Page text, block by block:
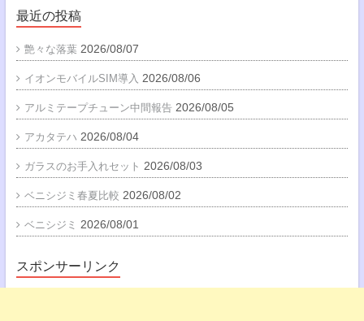
最近の投稿
艶々な落葉 2026/08/07
イオンモバイルSIM導入 2026/08/06
アルミテープチューン中間報告 2026/08/05
アカタテハ 2026/08/04
ガラスのお手入れセット 2026/08/03
ベニシジミ春夏比較 2026/08/02
ベニシジミ 2026/08/01
スポンサーリンク